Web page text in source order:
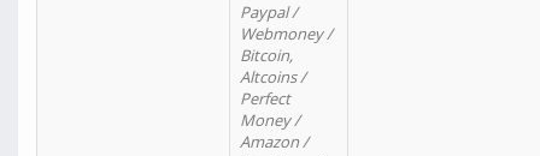
Paypal /
Webmoney /
Bitcoin,
Altcoins /
Perfect
Money /
Amazon /